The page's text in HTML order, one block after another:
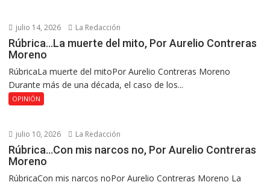
julio 14, 2026 La Redacción
Rúbrica…La muerte del mito, Por Aurelio Contreras
Moreno
RúbricaLa muerte del mitoPor Aurelio Contreras Moreno
Durante más de una década, el caso de los...
OPINIÓN
julio 10, 2026 La Redacción
Rúbrica…Con mis narcos no, Por Aurelio Contreras
Moreno
RúbricaCon mis narcos noPor Aurelio Contreras Moreno La